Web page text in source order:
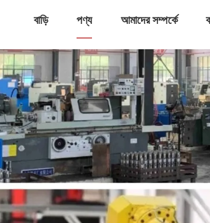
বাড়ি পণ্য আমাদের সম্পর্কে